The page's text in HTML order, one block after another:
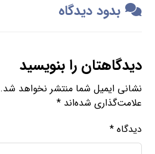
بدود دیدگاه
دیدگاهتان را بنویسید
نشانی ایمیل شما منتشر نخواهد شد.
علامت‌گذاری شده‌اند*
دیدگاه*